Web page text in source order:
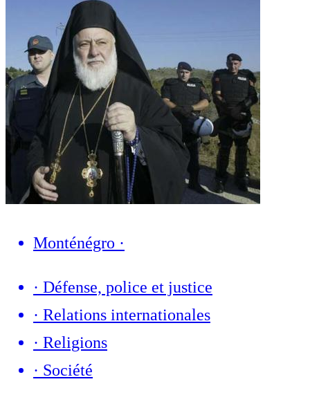
Monténégro ·
· Défense, police et justice
· Relations internationales
· Religions
· Société